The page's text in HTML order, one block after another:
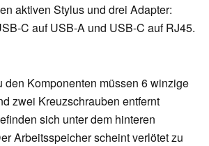
aktiven Stylus und drei Adapter:
C auf USB-A und USB-C auf RJ45.
den Komponenten müssen 6 winzige
zwei Kreuzschrauben entfernt
sich unter dem hinteren
Arbeitsspeicher scheint verlötet zu